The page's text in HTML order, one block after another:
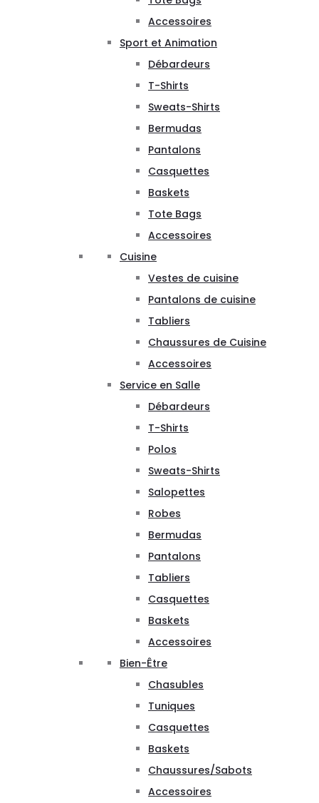
Accessoires
Sport et Animation
Débardeurs
T-Shirts
Sweats-Shirts
Bermudas
Pantalons
Casquettes
Baskets
Tote Bags
Accessoires
Cuisine
Vestes de cuisine
Pantalons de cuisine
Tabliers
Chaussures de Cuisine
Accessoires
Service en Salle
Débardeurs
T-Shirts
Polos
Sweats-Shirts
Salopettes
Robes
Bermudas
Pantalons
Tabliers
Casquettes
Baskets
Accessoires
Bien-Être
Chasubles
Tuniques
Casquettes
Baskets
Chaussures/Sabots
Accessoires